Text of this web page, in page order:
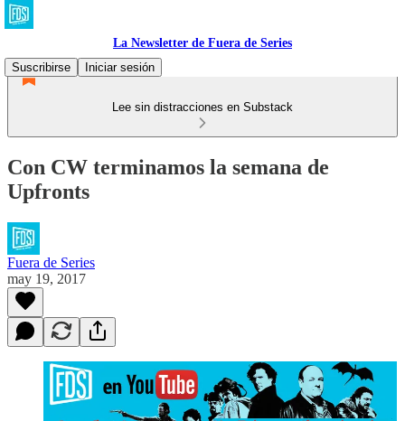
La Newsletter de Fuera de Series
Suscribirse
Iniciar sesión
Lee sin distracciones en Substack
Con CW terminamos la semana de
Upfronts
Fuera de Series
may 19, 2017